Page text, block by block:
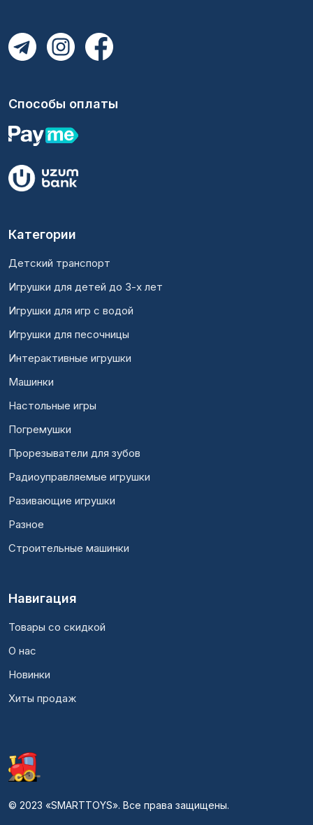
Способы оплаты
Категории
Детский транспорт
Игрушки для детей до 3-х лет
Игрушки для игр с водой
Игрушки для песочницы
Интерактивные игрушки
Машинки
Настольные игры
Погремушки
Прорезыватели для зубов
Радиоуправляемые игрушки
Разивающие игрушки
Разное
Строительные машинки
Навигация
Товары со скидкой
О нас
Новинки
Хиты продаж
© 2023 «SMARTTOYS». Все права защищены.